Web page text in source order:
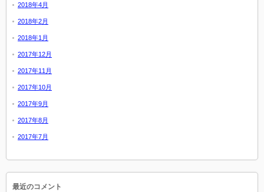
2018年4月
2018年2月
2018年1月
2017年12月
2017年11月
2017年10月
2017年9月
2017年8月
2017年7月
最近のコメント